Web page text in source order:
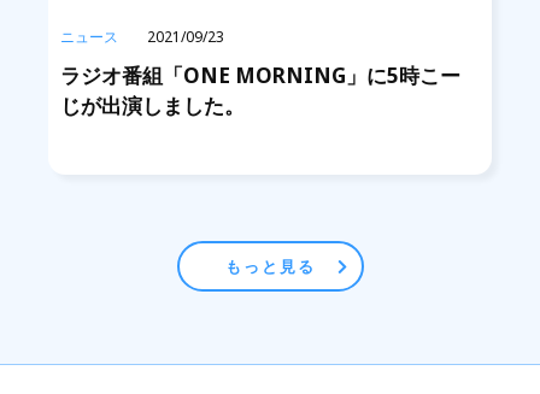
ニュース 2021/09/23
ラジオ番組「ONE MORNING」に5時こー
じが出演しました。
もっと見る